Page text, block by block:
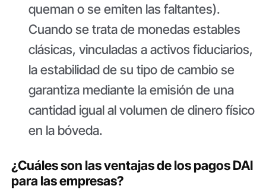
queman o se emiten las faltantes).
Cuando se trata de monedas estables
clásicas, vinculadas a activos fiduciarios,
la estabilidad de su tipo de cambio se
garantiza mediante la emisión de una
cantidad igual al volumen de dinero físico
en la bóveda.
¿Cuáles son las ventajas de los pagos DAI
para las empresas?